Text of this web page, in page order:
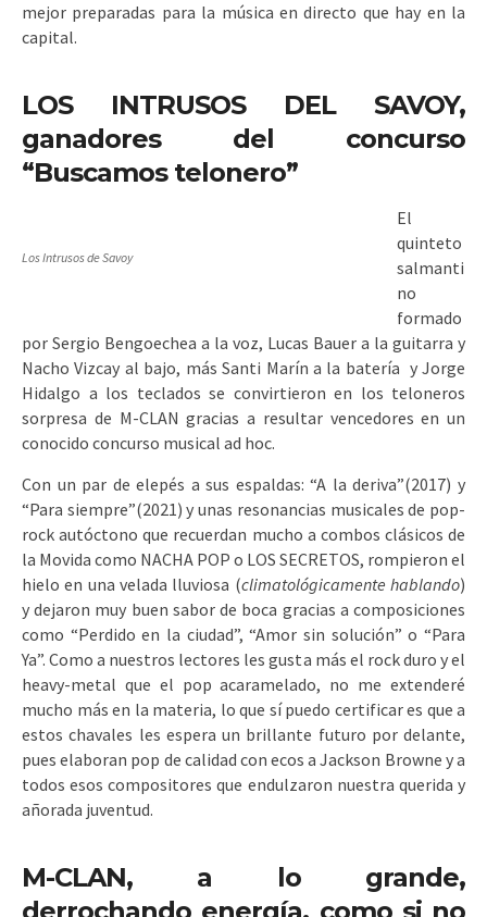
mejor preparadas para la música en directo que hay en la
capital.
LOS INTRUSOS DEL SAVOY,
ganadores del concurso
“Buscamos telonero”
Los Intrusos de Savoy
El
quinteto
salmanti
no
formado
por Sergio Bengoechea a la voz, Lucas Bauer a la guitarra y
Nacho Vizcay al bajo, más Santi Marín a la batería y Jorge
Hidalgo a los teclados se convirtieron en los teloneros
sorpresa de M-CLAN gracias a resultar vencedores en un
conocido concurso musical ad hoc.
Con un par de elepés a sus espaldas: “A la deriva”(2017) y
“Para siempre”(2021) y unas resonancias musicales de pop-
rock autóctono que recuerdan mucho a combos clásicos de
la Movida como NACHA POP o LOS SECRETOS, rompieron el
hielo en una velada lluviosa (climatológicamente hablando)
y dejaron muy buen sabor de boca gracias a composiciones
como “Perdido en la ciudad”, “Amor sin solución” o “Para
Ya”. Como a nuestros lectores les gusta más el rock duro y el
heavy-metal que el pop acaramelado, no me extenderé
mucho más en la materia, lo que sí puedo certificar es que a
estos chavales les espera un brillante futuro por delante,
pues elaboran pop de calidad con ecos a Jackson Browne y a
todos esos compositores que endulzaron nuestra querida y
añorada juventud.
M-CLAN, a lo grande,